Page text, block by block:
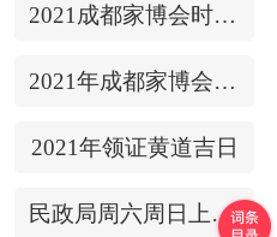
2021成都家博会时间表
2021年成都家博会门票
2021年领证黄道吉日
民政局周六周日上班吗